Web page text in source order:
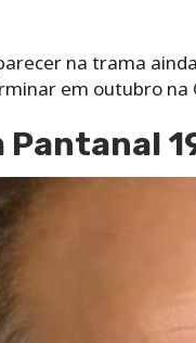
na trama
em outubro na
Pantanal